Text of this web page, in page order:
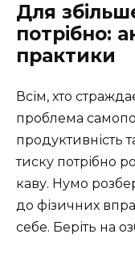
Для
потрібно:
практики
Всім, хто
проблема
продуктивність
тиску потрібно
каву. Нумо
до фізичних
себе. Беріть на